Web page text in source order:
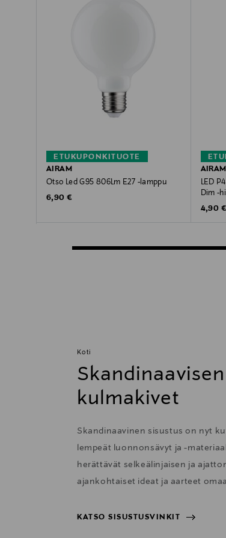
ETUKUPONKITUOTE
AIRAM
Otso Led G95 806Lm E27 -lamppu
Original Price
6,90 €
AIRAM
LED
Dim -
4,90 €
Koti
kulmakivet
Skandinaavinen sisustus on nyt
lempeät luonnonsävyt ja -
herättävät selkeälinjaisen ja
ajankohtaiset ideat ja aarteet
KATSO SISUSTUSVINKIT